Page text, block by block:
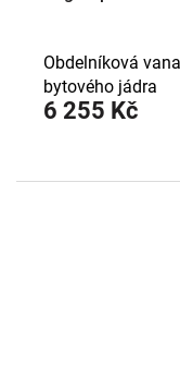
6 255 Kč
Obdelníková
bytového jádra